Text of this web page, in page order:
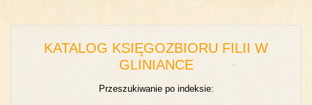
KATALOG KSIĘGOZBIORU FILII W
GLINIANCE
Przeszukiwanie po indeksie: